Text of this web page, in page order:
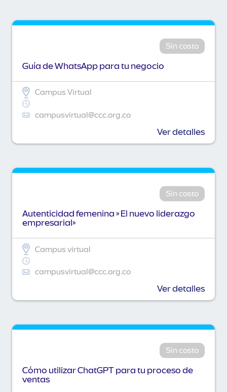
Sin costo
Guía de WhatsApp para tu negocio
Campus Virtual
campusvirtual@ccc.org.co
Ver detalles
Sin costo
Autenticidad femenina » El nuevo liderazgo
empresarial»
Campus virtual
campusvirtual@ccc.org.co
Ver detalles
Sin costo
Cómo utilizar ChatGPT para tu proceso de
ventas